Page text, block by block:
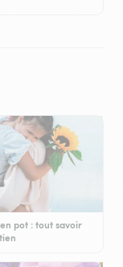
pot : tout savoir